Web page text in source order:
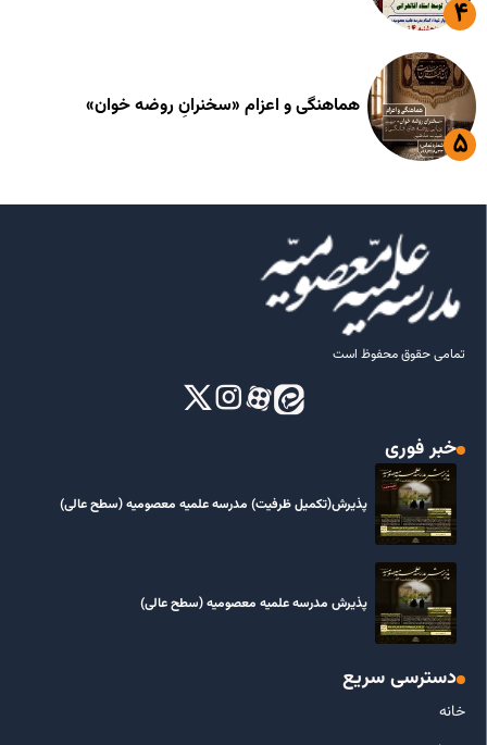
هماهنگی و اعزام «سخنرانِ روضه خوان»
تمامی حقوق محفوظ است
خبر فوری
پذیرش(تکمیل ظرفیت) مدرسه علمیه معصومیه‌ (سطح عالی)
پذیرش مدرسه علمیه معصومیه‌ (سطح عالی)
دسترسی سریع
خانه